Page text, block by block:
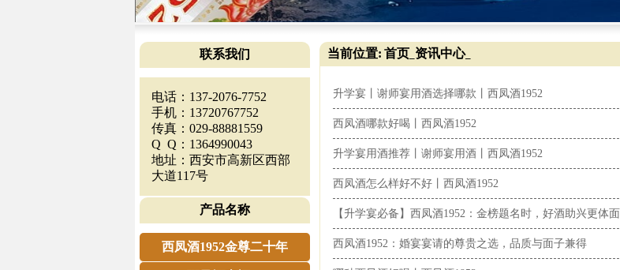
联系我们
电话：137-2076-7752
手机：13720767752
传真：029-88881559
Q Q：1364990043
地址：西安市高新区西部
大道117号
产品名称
西凤酒1952金尊二十年
当前位置: 首页 资讯中心_
升学宴丨谢师宴用酒选择哪款丨西凤酒1952
西凤酒哪款好喝丨西凤酒1952
升学宴用酒推荐丨谢师宴用酒丨西凤酒1952
西凤酒怎么样好不好丨西凤酒1952
【升学宴必备】西凤酒1952：金榜题名时，好酒助兴更体面
西凤酒1952：婚宴宴请的尊贵之选，品质与面子兼得